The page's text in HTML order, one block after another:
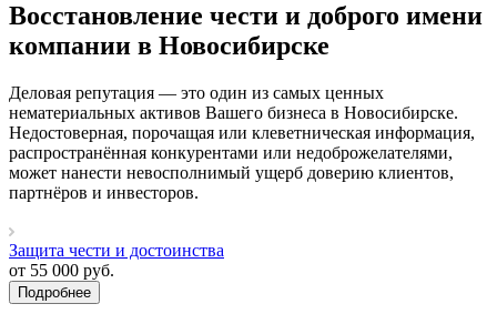
Восстановление чести и доброго имени
компании в Новосибирске
Деловая репутация — это один из самых ценных
нематериальных активов Вашего бизнеса в Новосибирске.
Недостоверная, порочащая или клеветническая информация,
распространённая конкурентами или недоброжелателями,
может нанести невосполнимый ущерб доверию клиентов,
партнёров и инвесторов.
Защита чести и достоинства
от 55 000 руб.
Подробнее